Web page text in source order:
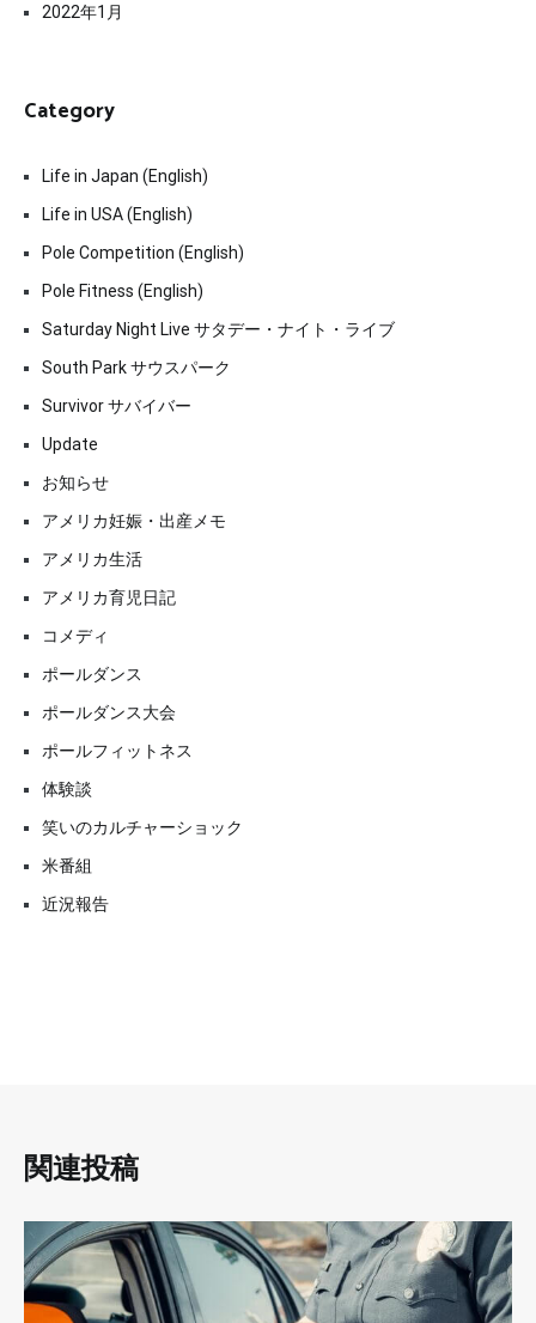
2022年1月
Category
Life in Japan (English)
Life in USA (English)
Pole Competition (English)
Pole Fitness (English)
Saturday Night Live サタデー・ナイト・ライブ
South Park サウスパーク
Survivor サバイバー
Update
お知らせ
アメリカ妊娠・出産メモ
アメリカ生活
アメリカ育児日記
コメディ
ポールダンス
ポールダンス大会
ポールフィットネス
体験談
笑いのカルチャーショック
米番組
近況報告
関連投稿